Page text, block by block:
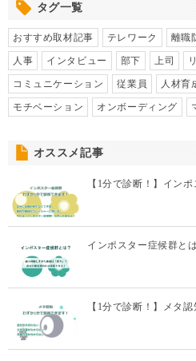
タグ一覧
おすすめ取材記事 テレワーク 離職
人事 インタビュー 部下 上司
コミュニケーション 従業員 人材育
モチベーション オンボーディング
オススメ記事
【1分で診断！】イン
インポスター症候群と
【1分で診断！】メタ認